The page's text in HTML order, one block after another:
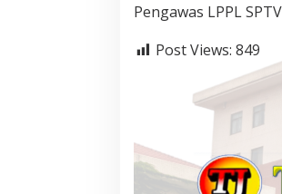
Pengawas LPPL
Post Views: 849